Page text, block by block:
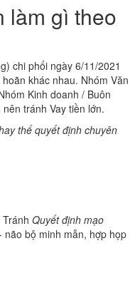
làm gì theo
chi phối ngày 6/11/2021
khác nhau. Nhóm Văn
Kinh doanh / Buôn
nên tránh Vay tiền lớn.
thế quyết định chuyên
Tránh Quyết định mạo
não bộ minh mẫn, hợp họp